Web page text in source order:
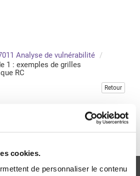
cookies.
de personnaliser le contenu
Analyse de vulnérabilité
1 : exemples de grilles
RC
Retour
pour accéder à cette publication